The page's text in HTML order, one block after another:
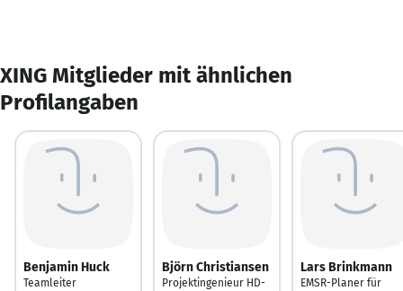
XING Mitglieder mit ähnlichen
Profilangaben
Benjamin Huck
Teamleiter
Björn Christiansen
Projektingenieur HD-
Lars Brinkmann
EMSR-Planer für